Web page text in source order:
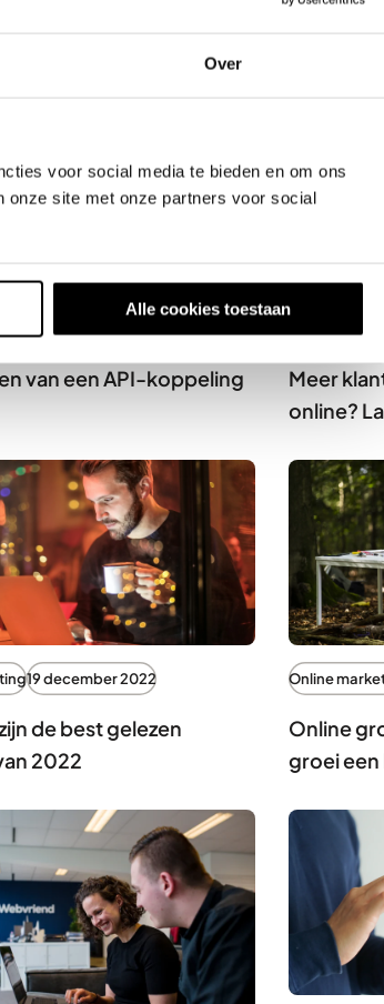
Over
voor social media te bieden en om ons
onze site met onze partners voor social
Alle cookies toestaan
onderhoud zo
de
van een API-koppeling
Online
Meer
online?
19 december 2022
de best gelezen
2022
Online
Online
groei